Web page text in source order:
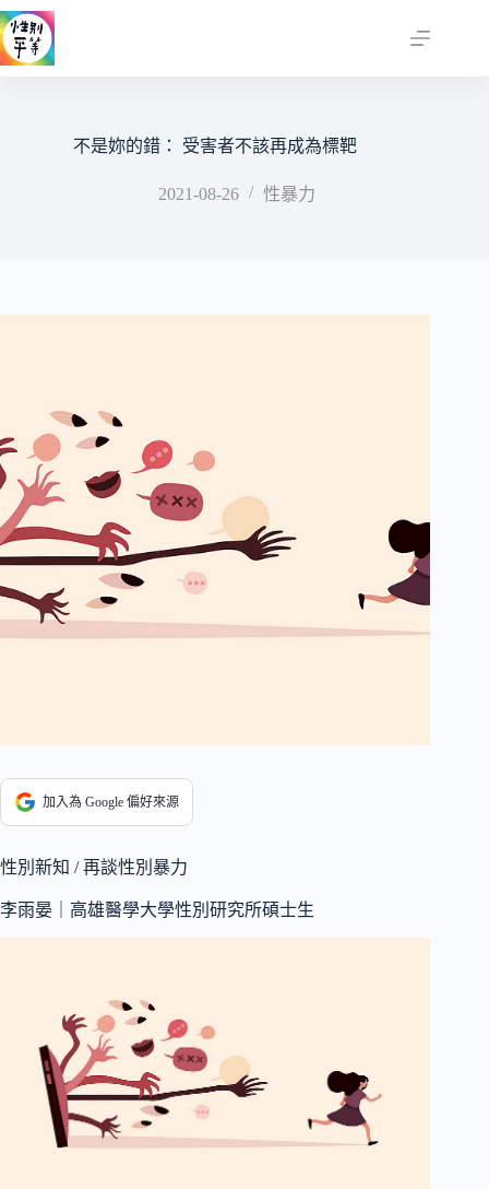
跳
至
主
不是妳的錯： 受害者不該再成為標靶
2021-08-26 性暴力
加入為 Google 偏好來源
性別新知 / 再談性別暴力
李雨晏｜高雄醫學大學性別研究所碩士生